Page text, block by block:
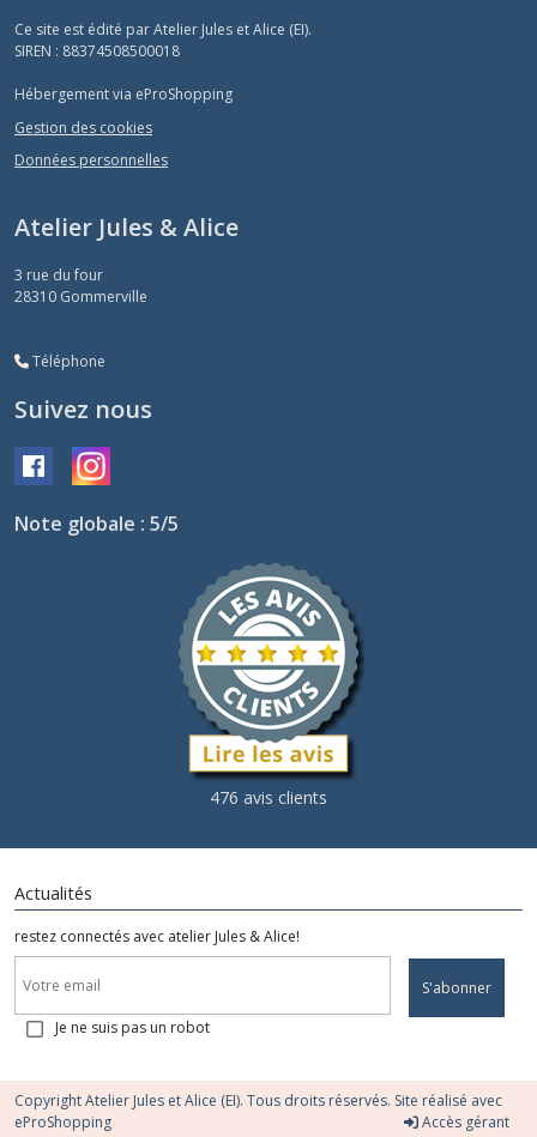
Ce site est édité par Atelier Jules et Alice (EI).
SIREN : 88374508500018
Hébergement via eProShopping
Gestion des cookies
Données personnelles
Atelier Jules & Alice
3 rue du four
28310 Gommerville
Téléphone
Suivez nous
Note globale : 5/5
476 avis clients
Actualités
restez connectés avec atelier Jules & Alice!
S'abonner
Je ne suis pas un robot
Copyright Atelier Jules et Alice (EI). Tous droits réservés. Site réalisé avec
eProShopping
Accès gérant